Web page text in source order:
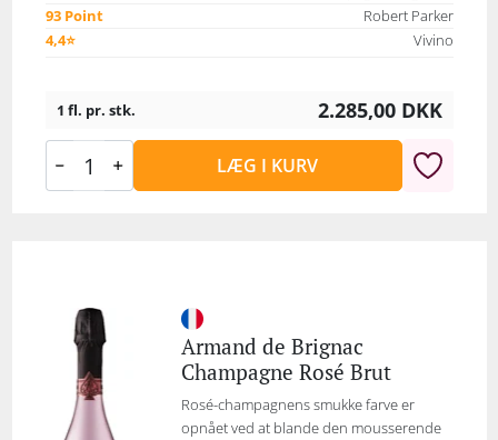
93 Point
Robert Parker
4,4⭐
Vivino
1 fl. pr. stk. 2.285,00 DKK
LÆG I KURV
Armand de Brignac
Champagne Rosé Brut
Rosé-champagnens smukke farve er
opnået ved at blande den mousserende